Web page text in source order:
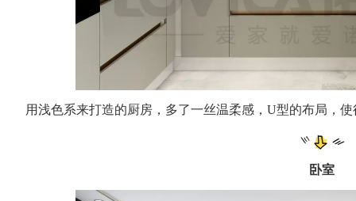
用浅色系来打造的厨房，多了一丝温柔感，U型的布局，使
卧室